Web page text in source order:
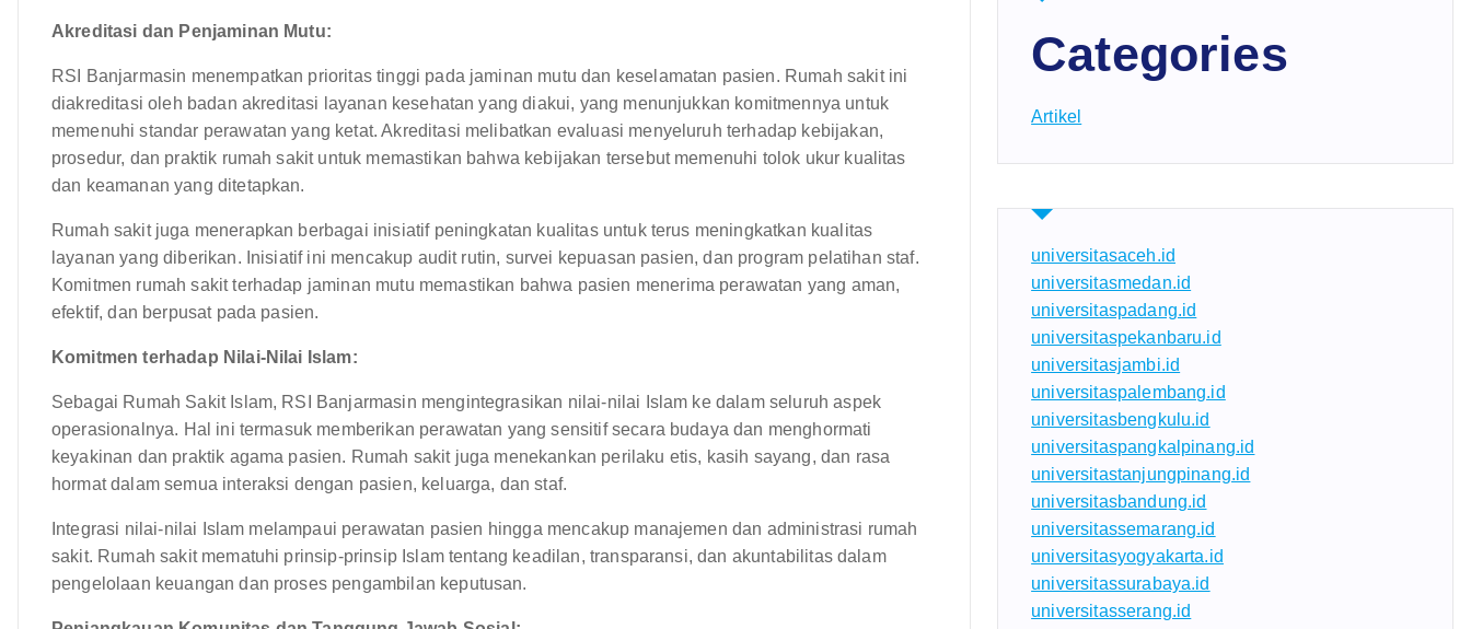
Akreditasi dan Penjaminan Mutu:
RSI Banjarmasin menempatkan prioritas tinggi pada jaminan mutu dan keselamatan pasien. Rumah sakit ini
diakreditasi oleh badan akreditasi layanan kesehatan yang diakui, yang menunjukkan komitmennya untuk
memenuhi standar perawatan yang ketat. Akreditasi melibatkan evaluasi menyeluruh terhadap kebijakan,
prosedur, dan praktik rumah sakit untuk memastikan bahwa kebijakan tersebut memenuhi tolok ukur kualitas
dan keamanan yang ditetapkan.
Rumah sakit juga menerapkan berbagai inisiatif peningkatan kualitas untuk terus meningkatkan kualitas
layanan yang diberikan. Inisiatif ini mencakup audit rutin, survei kepuasan pasien, dan program pelatihan staf.
Komitmen rumah sakit terhadap jaminan mutu memastikan bahwa pasien menerima perawatan yang aman,
efektif, dan berpusat pada pasien.
Komitmen terhadap Nilai-Nilai Islam:
Sebagai Rumah Sakit Islam, RSI Banjarmasin mengintegrasikan nilai-nilai Islam ke dalam seluruh aspek
operasionalnya. Hal ini termasuk memberikan perawatan yang sensitif secara budaya dan menghormati
keyakinan dan praktik agama pasien. Rumah sakit juga menekankan perilaku etis, kasih sayang, dan rasa
hormat dalam semua interaksi dengan pasien, keluarga, dan staf.
Integrasi nilai-nilai Islam melampaui perawatan pasien hingga mencakup manajemen dan administrasi rumah
sakit. Rumah sakit mematuhi prinsip-prinsip Islam tentang keadilan, transparansi, dan akuntabilitas dalam
pengelolaan keuangan dan proses pengambilan keputusan.
Categories
Artikel
universitasaceh.id
universitasmedan.id
universitaspadang.id
universitaspekanbaru.id
universitasjambi.id
universitaspalembang.id
universitasbengkulu.id
universitaspangkalpinang.id
universitastanjungpinang.id
universitasbandung.id
universitassemarang.id
universitasyogyakarta.id
universitassurabaya.id
universitasserang.id